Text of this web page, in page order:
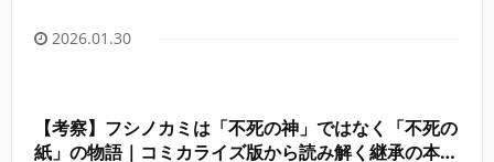
2026.01.30
【考察】フシノカミは「不死の神」ではなく「不死の
紙」の物語｜コミカライズ版から読み解く継承の本質